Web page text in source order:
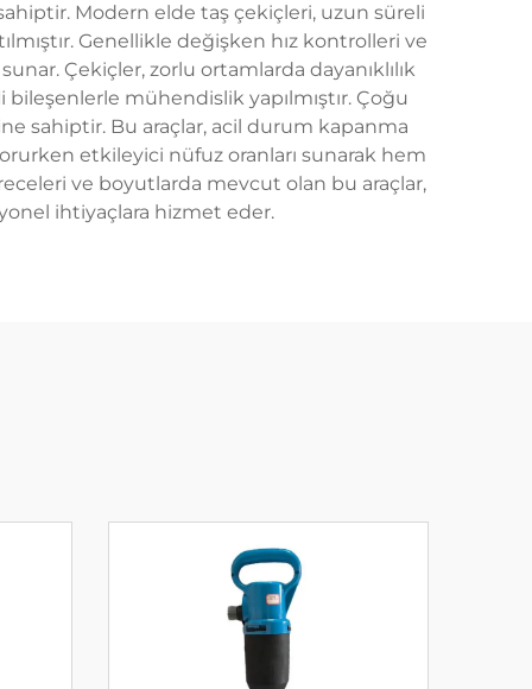
Modern elde taş çekiçleri, uzun süreli
Genellikle değişken hız kontrolleri ve
Çekiçler, zorlu ortamlarda dayanıklılık
mühendislik yapılmıştır. Çoğu
sahiptir. Bu araçlar, acil durum kapanma
etkileyici nüfuz oranları sunarak hem
ve boyutlarda mevcut olan bu araçlar,
ihtiyaçlara hizmet eder.